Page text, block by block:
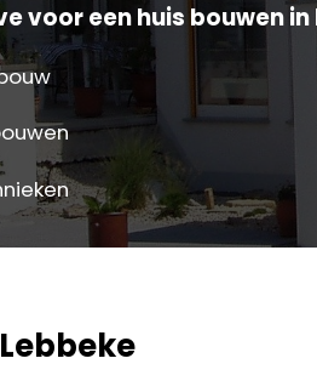
voor een huis bouwen